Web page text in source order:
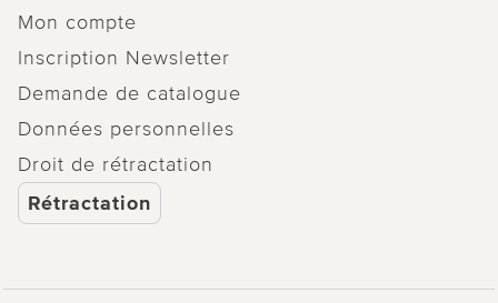
Mon compte
Inscription Newsletter
Demande de catalogue
Données personnelles
Droit de rétractation
Rétractation